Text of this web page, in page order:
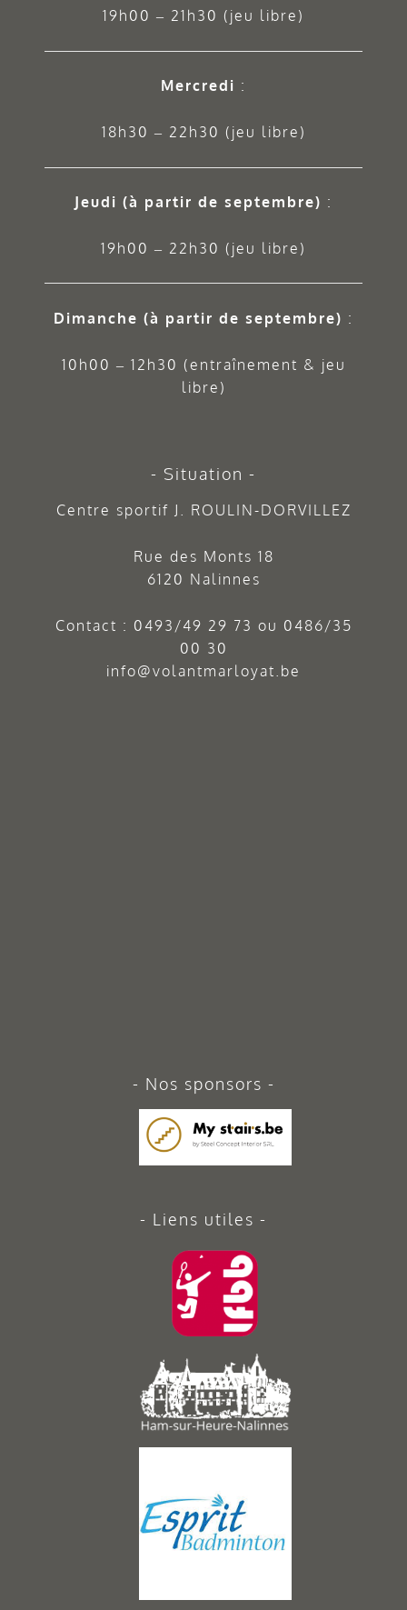
19h00 – 21h30 (jeu libre)
Mercredi :
18h30 – 22h30 (jeu libre)
Jeudi (à partir de septembre) :
19h00 – 22h30 (jeu libre)
Dimanche (à partir de septembre) :
10h00 – 12h30 (entraînement & jeu
libre)
Situation
Centre sportif J. ROULIN-DORVILLEZ
Rue des Monts 18
6120 Nalinnes
Contact : 0493/49 29 73 ou 0486/35
00 30
info@volantmarloyat.be
Nos sponsors
Liens utiles